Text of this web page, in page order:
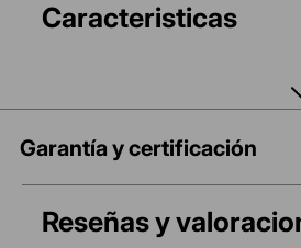
Caracteristicas
Garantía y certificación
Reseñas y